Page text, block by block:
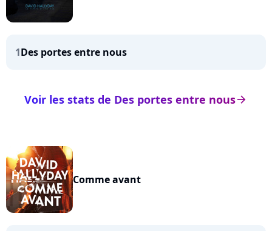
1Des portes entre nous
arrow_right
Voir les stats de Des portes entre nous
Comme avant